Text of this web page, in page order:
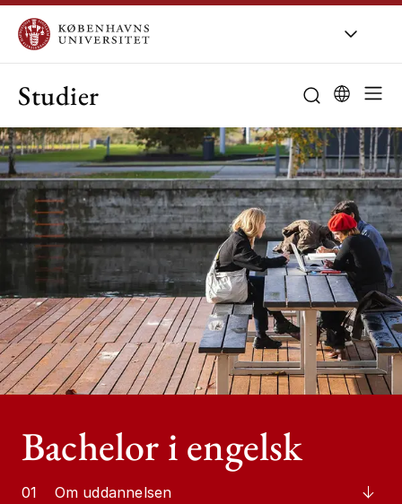
Studier
Bachelor i engelsk
01 Om uddannelsen